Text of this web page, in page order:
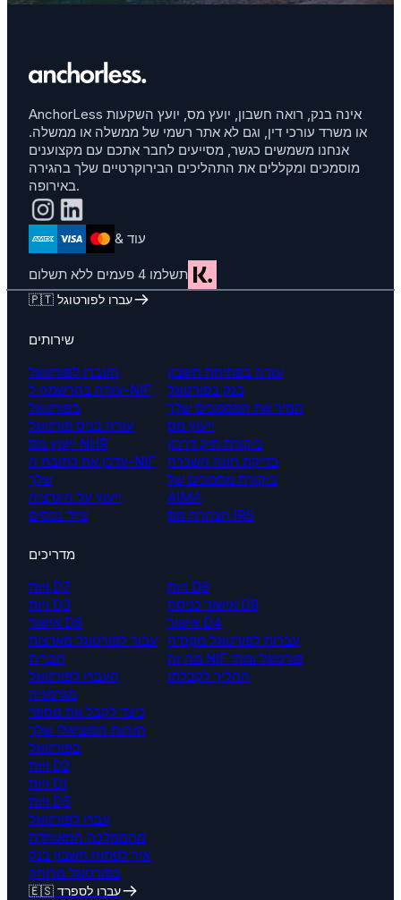
AnchorLess אינה בנק, רואה חשבון, יועץ מס, יועץ השקעות
או משרד עורכי דין, וגם לא אתר רשמי של ממשלה או ממשלה.
אנחנו משמשים כגשר, מסייעים לחבר אתכם עם מקצוענים
מוסמכים ומקללים את התהליכים הבירוקרטיים שלך בהגירה
באירופה.
& עוד
תשלמו 4 פעמים ללא תשלום
🇵🇹 עברו לפורטוגל
שירותים
העברו לפורטוגל
עזרה בהרשמה ל-NIF
בפורטוגל
עזרה בניס פורטוגל
ייעוץ מס NHR
עדכן את כתובת ה-NIF
שלך
ייעוץ על היגרציה
צייד נכסים
עזרה בפתיחת חשבון
בנק בפורטוגל
המיר את המסמכים שלך
ייעוץ מס
ביקורת תיק דרכון
בדיקת חוזה השכרה
ביקורת מסמכים של
AIMA
הצהרת מס IRS
מדריכים
ויזת D7
ויזת D3
אישור D6
עבור לפורטוגל מארצות
הברית
העברו לפורטוגל
מגרמניה
כיצד לקבל את מספר
הזהות הסוציאלי שלך
בפורטוגל
ויזת D8
אישור כניסה D9
אישור D4
עברות לפורטוגל מקנדה
מה זה NIF פורטוגל ומהי
ההליך לקבלתו
ויזת D2
ויזת D1
ויזת D5
עברו לפורטוגל
מהממלכה המאוחדת
איך לפתוח חשבון בנק
בפורטוגל מרוחק
🇪🇸 עברו לספרד